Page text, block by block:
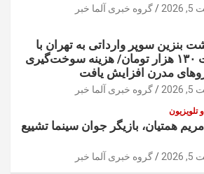
گروه خبری آلما خبر
بنزین سوپر وارداتی به تهران با
قیمت ۱۳۰ هزار تومان/ هزینه سوخت‌گیری
مدرن افزایش یافت
گروه خبری آلما خبر
تلویزیون
همتیان، بازیگر جوان سینما تشییع
گروه خبری آلما خبر